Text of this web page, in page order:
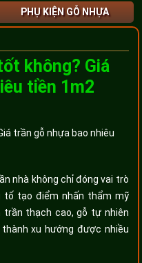
PHỤ KIỆN GỖ NHỰA
không? Giá
tiền 1m2
trần gỗ nhựa bao nhiêu
nhà không chỉ đóng vai trò
tố tạo điểm nhấn thẩm mỹ
trần thạch cao, gỗ tự nhiên
xu hướng được nhiều